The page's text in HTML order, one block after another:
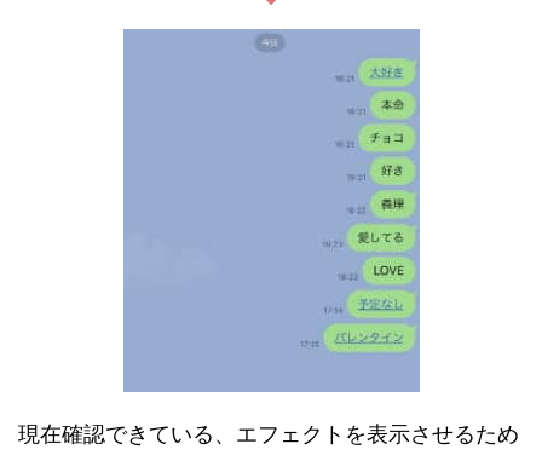
現在確認できている、エフェクトを表示させるため